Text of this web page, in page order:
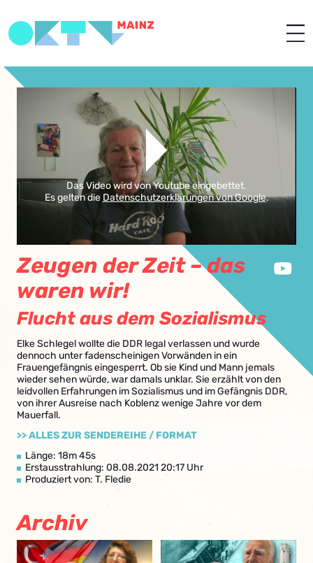
Das Video wird von Youtube eingebettet.
Es gelten die Datenschutzerklärungen von Google.
Zeugen der Zeit – das
waren wir!
Flucht aus dem Sozialismus
Elke Schlegel wollte die DDR legal verlassen und wurde
dennoch unter fadenscheinigen Vorwänden in ein
Frauengefängnis eingesperrt. Ob sie Kind und Mann jemals
wieder sehen würde, war damals unklar. Sie erzählt von den
leidvollen Erfahrungen im Sozialismus und im Gefängnis DDR,
von ihrer Ausreise nach Koblenz wenige Jahre vor dem
Mauerfall.
>> ALLES ZUR SENDEREIHE / FORMAT
Länge: 18m 45s
Erstausstrahlung: 08.08.2021 20:17 Uhr
Produziert von: T. Fledie
Archiv